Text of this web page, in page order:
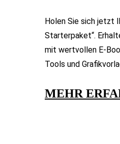
Holen Sie sich jetzt
Starterpaket“.
mit wertvollen E-
Tools und
MEHR